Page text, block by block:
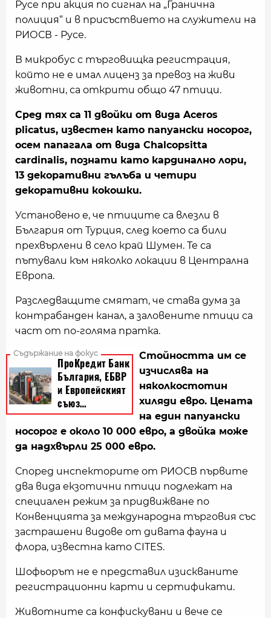
Русе при акция по сигнал на „Гранична
полиция“ и в присъствието на служители на
РИОСВ - Русе.
В микробус с търговищка регистрация,
който не е имал лиценз за превоз на живи
животни, са открити общо 47 птици.
Сред тях са 11 двойки от вида Aceros
plicatus, известен като папуански носорог,
осем папагала от вида Chalcopsitta
cardinalis, познати като кардинално лори,
13 декоративни гълъба и четири
декоративни кокошки.
Установено е, че птиците са влезли в
България от Турция, след което са били
прехвърлени в село край Шумен. Те са
пътували към няколко локации в Централна
Европа.
Разследващите смятат, че става дума за
контрабанден канал, а заловените птици са
част от по-голяма пратка.
Стойността им се
изчислява на
няколкостотин
хиляди евро. Цената
на един папуански
носорог е около 10 000 евро, а двойка може
да надхвърли 25 000 евро.
Според инспекторите от РИОСВ първите
два вида екзотични птици подлежат на
специален режим за придвижване по
Конвенцията за международна търговия със
застрашени видове от дивата фауна и
флора, известна като CITES.
Шофьорът не е представил изискваните
регистрационни карти и сертификати.
Животните са конфискувани и вече се